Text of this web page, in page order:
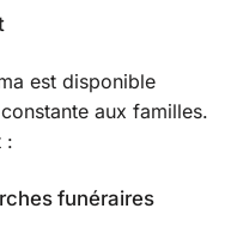
est disponible
aux familles.
:
funéraires